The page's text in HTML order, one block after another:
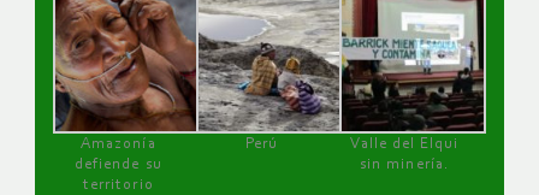
Amazonía
defiende su
territorio
Perú
Valle del Elqui
sin minería.